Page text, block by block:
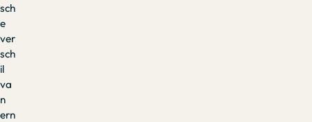
sch
e
ver
sch
il
va
n
ern